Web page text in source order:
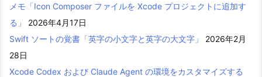
メモ「Icon Composer ファイルを Xcode プロジェクトに追加す
る」
2026年4月17日
Swift ソートの覚書「英字の小文字と英字の大文字」
2026年2月
28日
Xcode Codex および Claude Agent の環境をカスタマイズする